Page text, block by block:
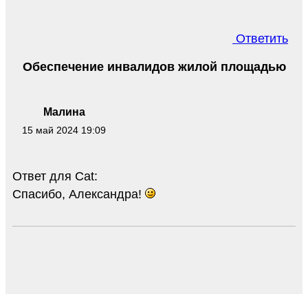
Ответить
Малина
15 май 2024 19:09
Обеспечение инвалидов жилой площадью
Ответ для Cat:
Спасибо, Александра!